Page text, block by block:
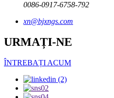
0086-0917-6758-792
xn@bjxngs.com
URMAȚI-NE
ÎNTREBAȚI ACUM